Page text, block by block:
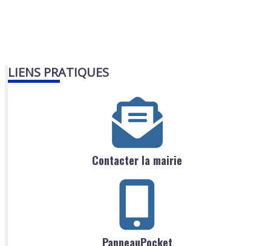
LIENS PRATIQUES
Contacter la mairie
PanneauPocket